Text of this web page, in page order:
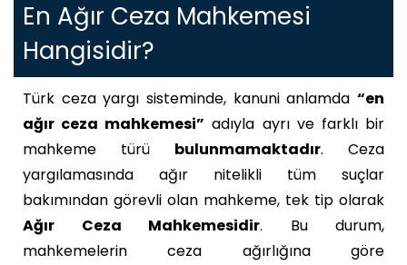
En Ağır Ceza Mahkemesi
Hangisidir?
Türk ceza yargı sisteminde, kanuni anlamda “en
ağır ceza mahkemesi” adıyla ayrı ve farklı bir
mahkeme türü bulunmamaktadır. Ceza
yargılamasında ağır nitelikli tüm suçlar
bakımından görevli olan mahkeme, tek tip olarak
Ağır Ceza Mahkemesidir. Bu durum,
mahkemelerin ceza ağırlığına göre